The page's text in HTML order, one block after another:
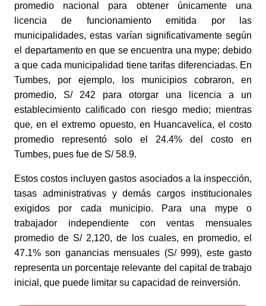
promedio nacional para obtener únicamente una
licencia de funcionamiento emitida por las
municipalidades, estas varían significativamente según
el departamento en que se encuentra una mype; debido
a que cada municipalidad tiene tarifas diferenciadas. En
Tumbes, por ejemplo, los municipios cobraron, en
promedio, S/ 242 para otorgar una licencia a un
establecimiento calificado con riesgo medio; mientras
que, en el extremo opuesto, en Huancavelica, el costo
promedio representó solo el 24.4% del costo en
Tumbes, pues fue de S/ 58.9.
Estos costos incluyen gastos asociados a la inspección,
tasas administrativas y demás cargos institucionales
exigidos por cada municipio. Para una mype o
trabajador independiente con ventas mensuales
promedio de S/ 2,120, de los cuales, en promedio, el
47.1% son ganancias mensuales (S/ 999), este gasto
representa un porcentaje relevante del capital de trabajo
inicial, que puede limitar su capacidad de reinversión.